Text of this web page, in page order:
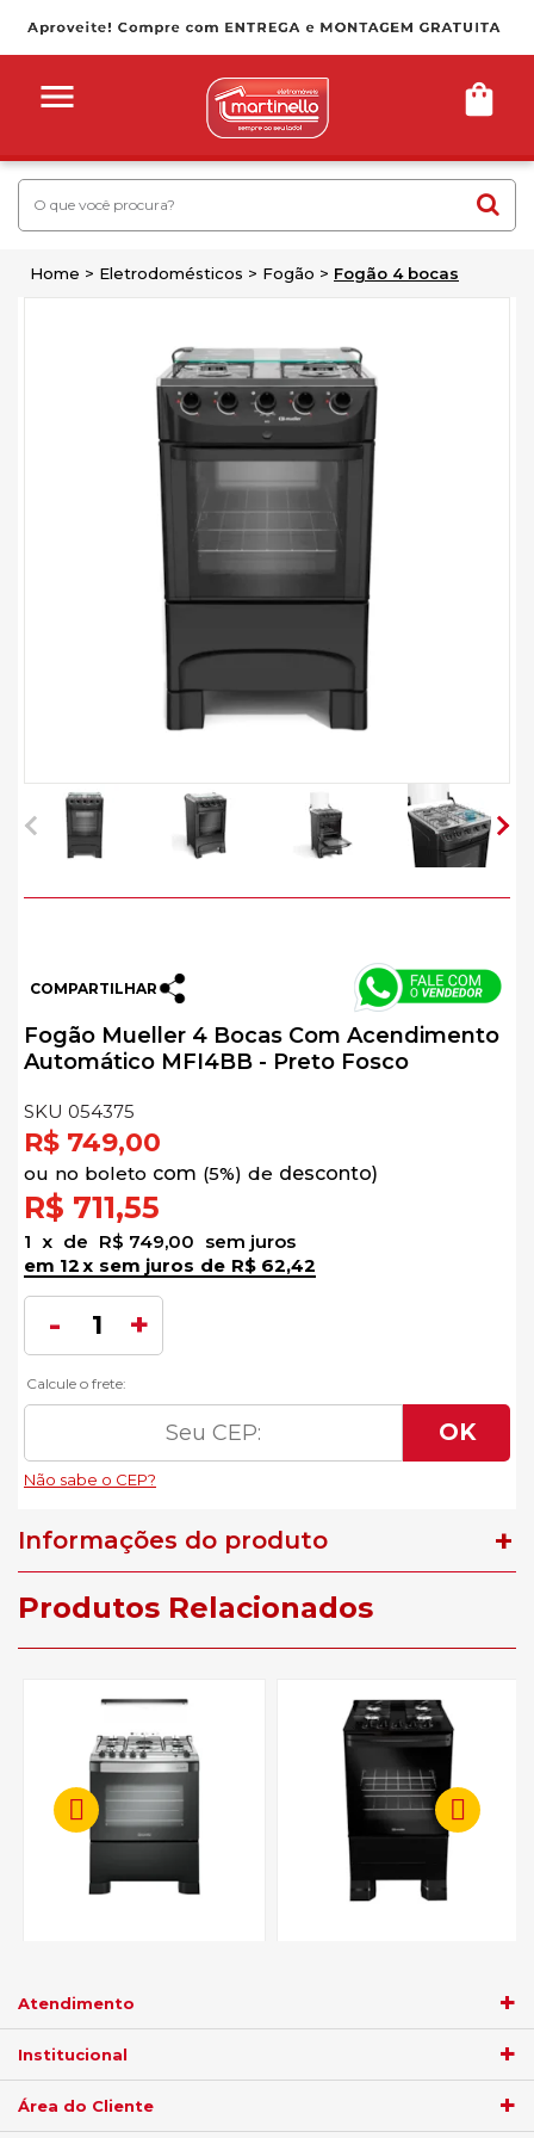
Home Eletrodomésticos Fogão Fogão 4 bocas
COMPARTILHAR
Fogão Mueller 4 Bocas Com Acendimento
Automático MFI4BB - Preto Fosco
SKU 054375
R$ 749,00
1 x de R$ 749,00 sem juros
12x de R$ 62,42
sem juros
R$ 711,55
de
5%)
no boleto
Informações do produto
Produtos Relacionados
Mueller Decorato G3 - Preto
Fosco
R$ 1.709,05
no boleto
R$ 1.799,00
R$ 1.329,05
Atendimento
Institucional
Área do Cliente